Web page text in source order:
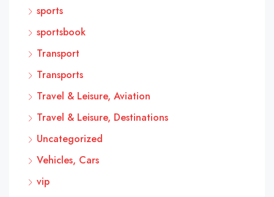
sports
sportsbook
Transport
Transports
Travel & Leisure, Aviation
Travel & Leisure, Destinations
Uncategorized
Vehicles, Cars
vip